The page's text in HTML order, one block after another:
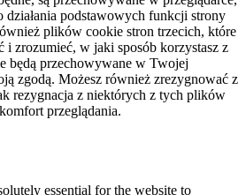
działania podstawowych funkcji strony
plików cookie stron trzecich, które
i zrozumieć, w jaki sposób korzystasz z
będą przechowywane w Twojej
zgodą. Możesz również zrezygnować z
rezygnacja z niektórych z tych plików
przeglądania.
essential for the website to